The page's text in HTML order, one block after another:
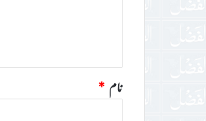
نام *